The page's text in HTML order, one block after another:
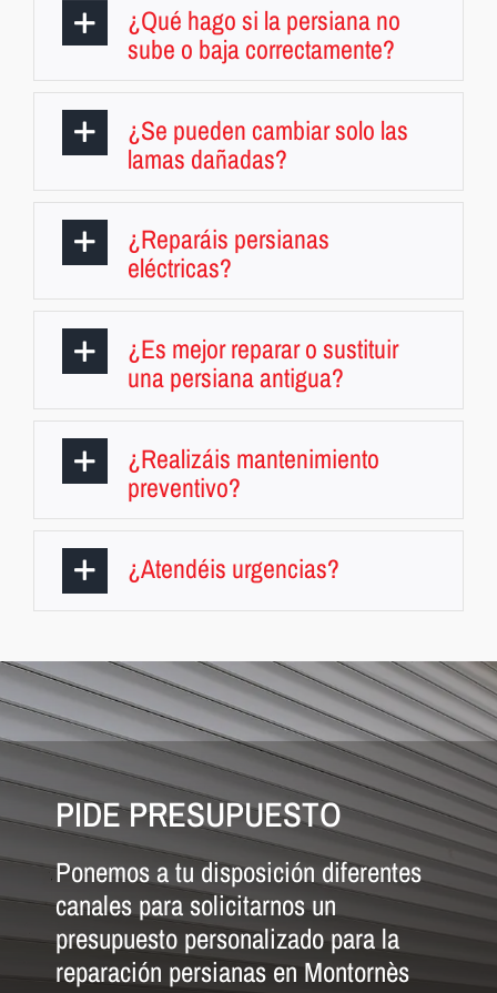
¿Qué hago si la persiana no
sube o baja correctamente?
¿Se pueden cambiar solo las
lamas dañadas?
¿Reparáis persianas
eléctricas?
¿Es mejor reparar o sustituir
una persiana antigua?
¿Realizáis mantenimiento
preventivo?
¿Atendéis urgencias?
PIDE PRESUPUESTO
Ponemos a tu disposición diferentes
canales para solicitarnos un
presupuesto personalizado para la
reparación persianas en Montornès